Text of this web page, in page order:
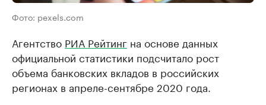
Фото: pexels.com
Агентство РИА Рейтинг на основе данных
официальной статистики подсчитало рост
объема банковских вкладов в российских
регионах в апреле-сентябре 2020 года.